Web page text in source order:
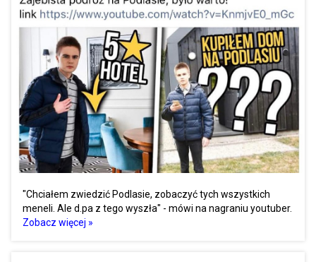
"Chciałem zwiedzić Podlasie, zobaczyć tych wszystkich
meneli. Ale d.pa z tego wyszła" - mówi na nagraniu youtuber.
Zobacz więcej »